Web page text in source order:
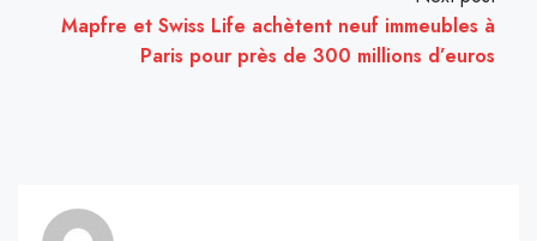
Mapfre et Swiss Life achètent neuf immeubles à
Paris pour près de 300 millions d’euros